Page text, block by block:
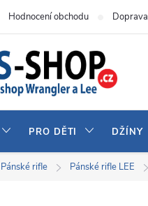
Hodnocení obchodu Doprava
PRO DĚTI DŽÍNY
Pánské rifle Pánské rifle LEE